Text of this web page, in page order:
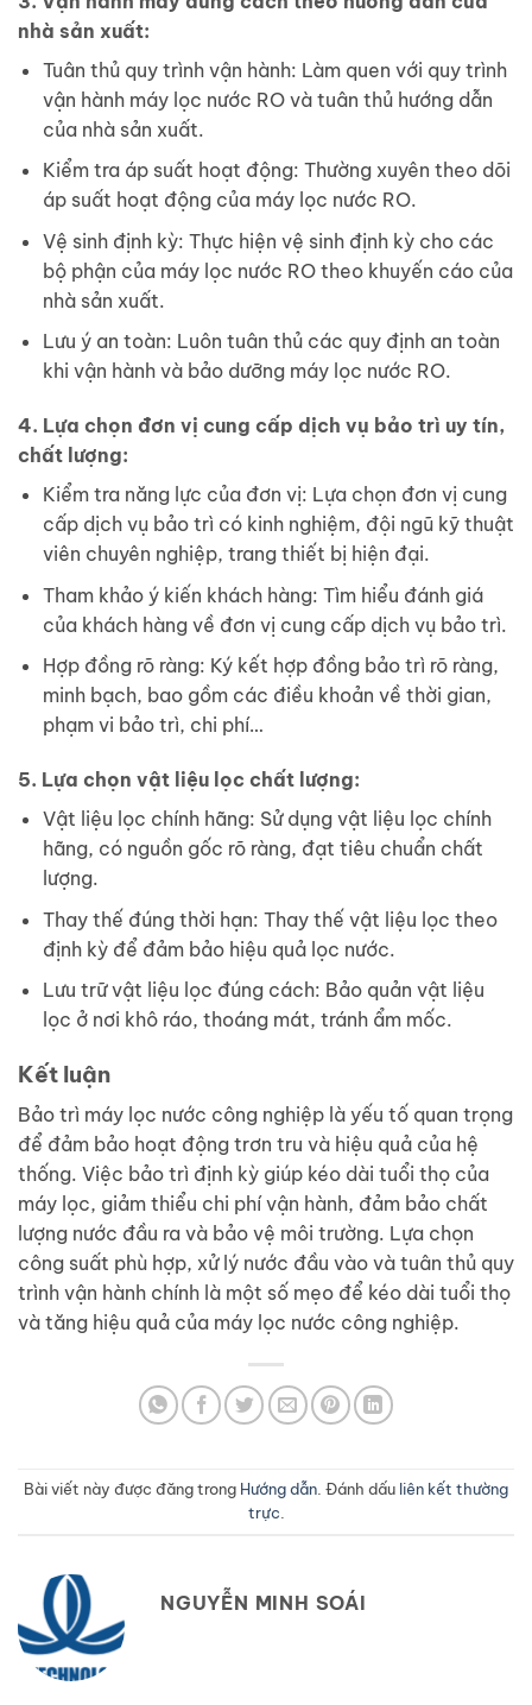
nhà sản xuất:
Tuân thủ quy trình vận hành: Làm quen với quy trình
vận hành máy lọc nước RO và tuân thủ hướng dẫn
của nhà sản xuất.
Kiểm tra áp suất hoạt động: Thường xuyên theo dõi
áp suất hoạt động của máy lọc nước RO.
Vệ sinh định kỳ: Thực hiện vệ sinh định kỳ cho các
bộ phận của máy lọc nước RO theo khuyến cáo của
nhà sản xuất.
Lưu ý an toàn: Luôn tuân thủ các quy định an toàn
khi vận hành và bảo dưỡng máy lọc nước RO.
4. Lựa chọn đơn vị cung cấp dịch vụ bảo trì uy tín,
chất lượng:
Kiểm tra năng lực của đơn vị: Lựa chọn đơn vị cung
cấp dịch vụ bảo trì có kinh nghiệm, đội ngũ kỹ thuật
viên chuyên nghiệp, trang thiết bị hiện đại.
Tham khảo ý kiến khách hàng: Tìm hiểu đánh giá
của khách hàng về đơn vị cung cấp dịch vụ bảo trì.
Hợp đồng rõ ràng: Ký kết hợp đồng bảo trì rõ ràng,
minh bạch, bao gồm các điều khoản về thời gian,
phạm vi bảo trì, chi phí…
5. Lựa chọn vật liệu lọc chất lượng:
Vật liệu lọc chính hãng: Sử dụng vật liệu lọc chính
hãng, có nguồn gốc rõ ràng, đạt tiêu chuẩn chất
lượng.
Thay thế đúng thời hạn: Thay thế vật liệu lọc theo
định kỳ để đảm bảo hiệu quả lọc nước.
Lưu trữ vật liệu lọc đúng cách: Bảo quản vật liệu
lọc ở nơi khô ráo, thoáng mát, tránh ẩm mốc.
Kết luận
Bảo trì máy lọc nước công nghiệp là yếu tố quan trọng
để đảm bảo hoạt động trơn tru và hiệu quả của hệ
thống. Việc bảo trì định kỳ giúp kéo dài tuổi thọ của
máy lọc, giảm thiểu chi phí vận hành, đảm bảo chất
lượng nước đầu ra và bảo vệ môi trường. Lựa chọn
công suất phù hợp, xử lý nước đầu vào và tuân thủ quy
trình vận hành chính là một số mẹo để kéo dài tuổi thọ
và tăng hiệu quả của máy lọc nước công nghiệp.
Bài viết này được đăng trong Hướng dẫn . Đánh dấu liên kết thường
trực
NGUYỄN MINH SOÁI